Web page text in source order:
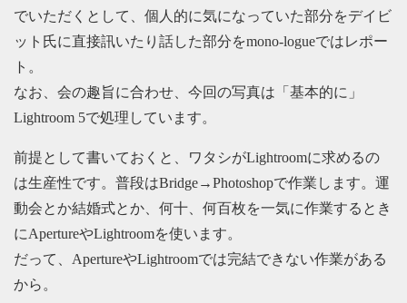
でいただくとして、個人的に気になっていた部分をデイビ
ット氏に直接訊いたり話した部分をmono-logueではレポー
ト。
なお、会の趣旨に合わせ、今回の写真は「基本的に」
Lightroom 5で処理しています。
前提として書いておくと、ワタシがLightroomに求めるの
は生産性です。普段はBridge→Photoshopで作業します。運
動会とか結婚式とか、何十、何百枚を一気に作業するとき
にApertureやLightroomを使います。
だって、ApertureやLightroomでは完結できない作業がある
から。